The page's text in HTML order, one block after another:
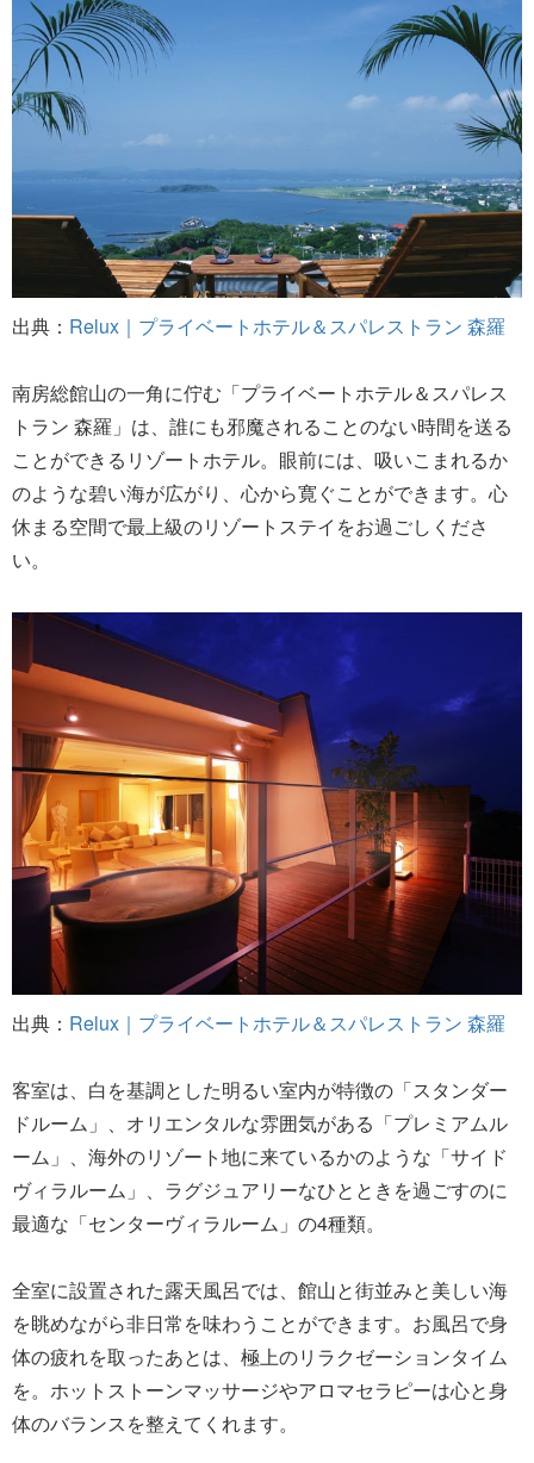
出典： Relux｜プライベートホテル＆スパレストラン 森羅
南房総館山の一角に佇む「プライベートホテル＆スパレス
トラン 森羅」は、誰にも邪魔されることのない時間を送る
ことができるリゾートホテル。眼前には、吸いこまれるか
のような碧い海が広がり、心から寛ぐことができます。心
休まる空間で最上級のリゾートステイをお過ごしくださ
い。
出典： Relux｜プライベートホテル＆スパレストラン 森羅
客室は、白を基調とした明るい室内が特徴の「スタンダー
ドルーム」、オリエンタルな雰囲気がある「プレミアムル
ーム」、海外のリゾート地に来ているかのような「サイド
ヴィラルーム」、ラグジュアリーなひとときを過ごすのに
最適な「センターヴィラルーム」の4種類。
全室に設置された露天風呂では、館山と街並みと美しい海
を眺めながら非日常を味わうことができます。お風呂で身
体の疲れを取ったあとは、極上のリラクゼーションタイム
を。ホットストーンマッサージやアロマセラピーは心と身
体のバランスを整えてくれます。